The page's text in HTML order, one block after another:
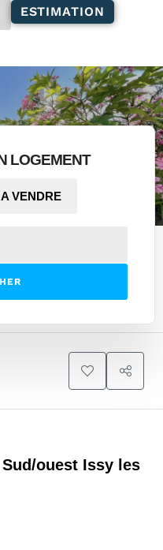
ESTIMATION
LOGEMENT
A VENDRE
ouest Issy les